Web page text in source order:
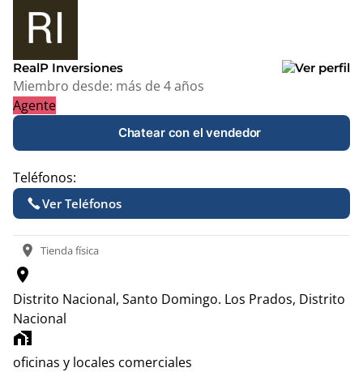
+
−
RealP Inversiones
Miembro desde: más de 4 años
Agente
Chatear con el vendedor
Teléfonos:
Ver Teléfonos
location_on Tienda física
location_on
Distrito Nacional, Santo Domingo. Los Prados, Distrito
Nacional
home_work
oficinas y locales comerciales